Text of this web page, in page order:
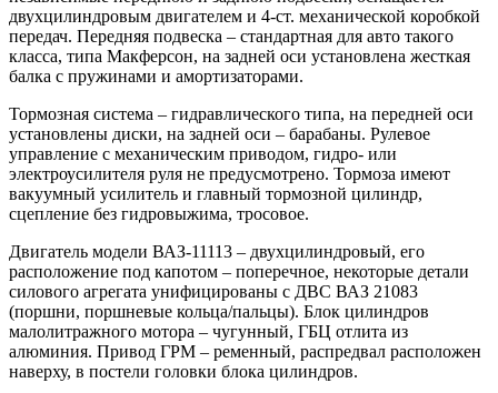
двухцилиндровым двигателем и 4-ст. механической коробкой
передач. Передняя подвеска – стандартная для авто такого
класса, типа Макферсон, на задней оси установлена жесткая
балка с пружинами и амортизаторами.
Тормозная система – гидравлического типа, на передней оси
установлены диски, на задней оси – барабаны. Рулевое
управление с механическим приводом, гидро- или
электроусилителя руля не предусмотрено. Тормоза имеют
вакуумный усилитель и главный тормозной цилиндр,
сцепление без гидровыжима, тросовое.
Двигатель модели ВАЗ-11113 – двухцилиндровый, его
расположение под капотом – поперечное, некоторые детали
силового агрегата унифицированы с ДВС ВАЗ 21083
(поршни, поршневые кольца/пальцы). Блок цилиндров
малолитражного мотора – чугунный, ГБЦ отлита из
алюминия. Привод ГРМ – ременный, распредвал расположен
наверху, в постели головки блока цилиндров.